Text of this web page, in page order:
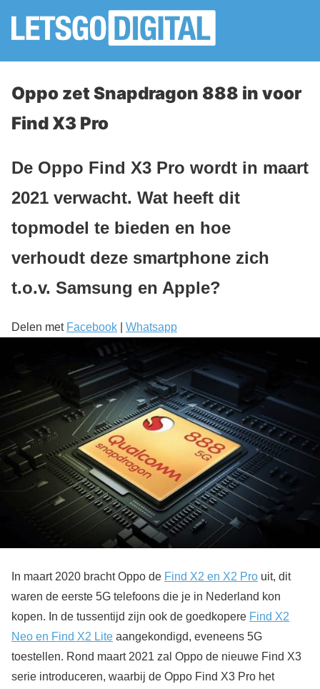
Oppo zet Snapdragon 888 in voor
Find X3 Pro
De Oppo Find X3 Pro wordt in maart
2021 verwacht. Wat heeft dit
topmodel te bieden en hoe
verhoudt deze smartphone zich
t.o.v. Samsung en Apple?
Delen met Facebook Whatsapp
In maart 2020 bracht Oppo de Find X2 en X2 Pro uit, dit
waren de eerste 5G telefoons die je in Nederland kon
kopen. In de tussentijd zijn ook de goedkopere Find X2
Neo en Find X2 Lite aangekondigd, eveneens 5G
toestellen. Rond maart 2021 zal Oppo de nieuwe Find X3
serie introduceren, waarbij de Oppo Find X3 Pro het